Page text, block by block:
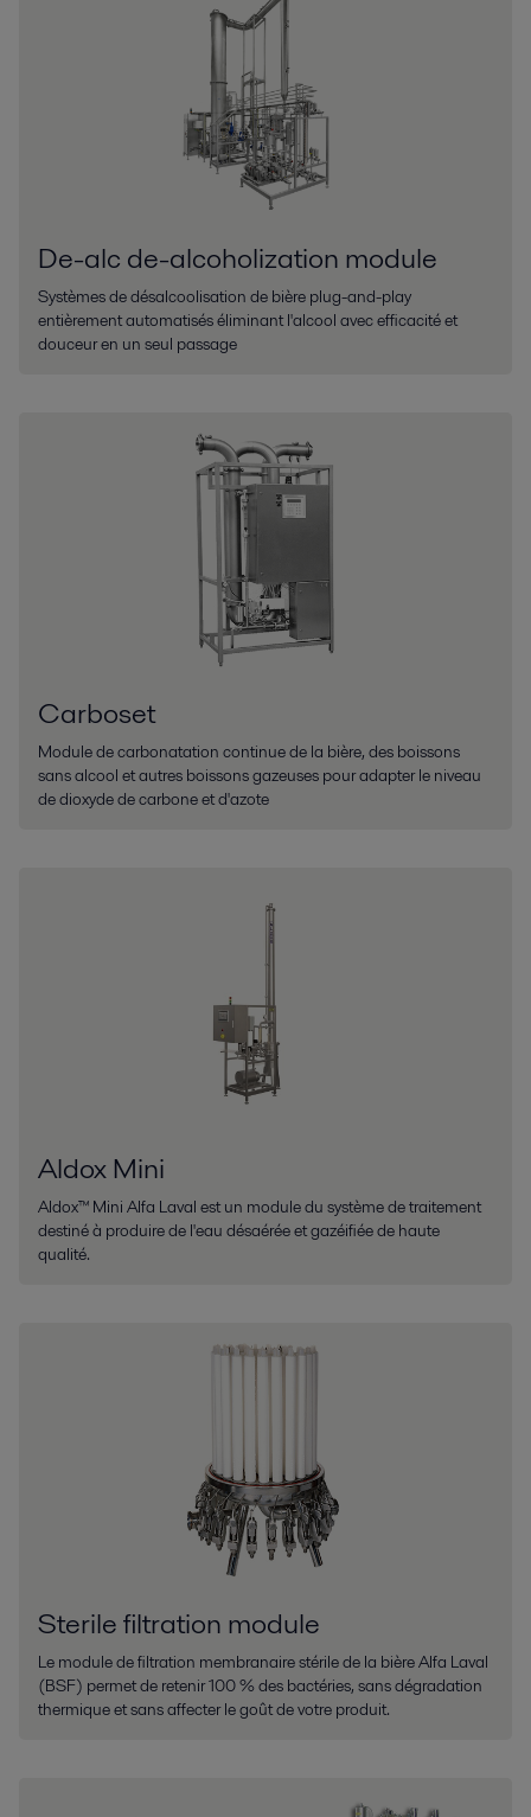
De-alc de-alcoholization module
Systèmes de désalcoolisation de bière plug-and-play
entièrement automatisés éliminant l'alcool avec efficacité et
douceur en un seul passage
Carboset
Module de carbonatation continue de la bière, des boissons
sans alcool et autres boissons gazeuses pour adapter le niveau
de dioxyde de carbone et d'azote
Aldox Mini
Aldox™ Mini Alfa Laval est un module du système de traitement
destiné à produire de l'eau désaérée et gazéifiée de haute
qualité.
Sterile filtration module
Le module de filtration membranaire stérile de la bière Alfa Laval
(BSF) permet de retenir 100 % des bactéries, sans dégradation
thermique et sans affecter le goût de votre produit.